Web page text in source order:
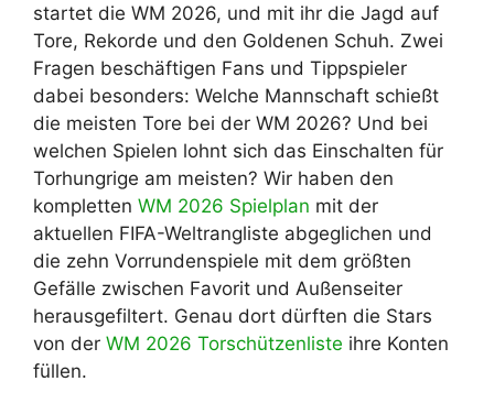
startet die WM 2026, und mit ihr die Jagd auf
Tore, Rekorde und den Goldenen Schuh. Zwei
Fragen beschäftigen Fans und Tippspieler
dabei besonders: Welche Mannschaft schießt
die meisten Tore bei der WM 2026? Und bei
welchen Spielen lohnt sich das Einschalten für
Torhungrige am meisten? Wir haben den
kompletten WM 2026 Spielplan mit der
aktuellen FIFA-Weltrangliste abgeglichen und
die zehn Vorrundenspiele mit dem größten
Gefälle zwischen Favorit und Außenseiter
herausgefiltert. Genau dort dürften die Stars
von der WM 2026 Torschützenliste ihre Konten
füllen.